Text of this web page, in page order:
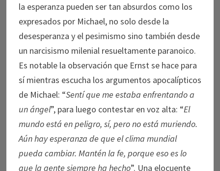
la esperanza pueden ser tan absurdos como los
expresados por Michael, no solo desde la
desesperanza y el pesimismo sino también desde
un narcisismo milenial resueltamente paranoico.
Es notable la observación que Ernst se hace para
sí mientras escucha los argumentos apocalípticos
de Michael: “Sentí que me estaba enfrentando a
un ángel”, para luego contestar en voz alta: “El
mundo está en peligro, sí, pero no está muriendo.
Aún hay esperanza de que el clima mundial
pueda cambiar. Mantén la fe, porque eso es lo
que la gente siempre ha hecho”. Una elocuente